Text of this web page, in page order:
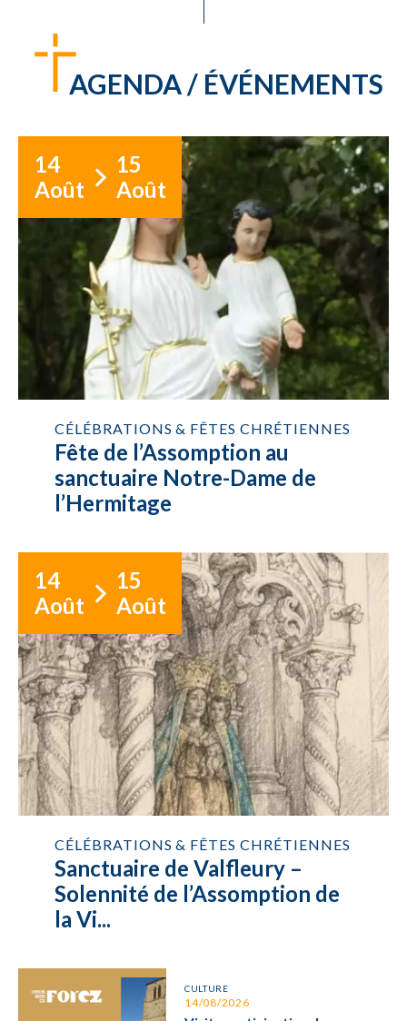
AGENDA / ÉVÉNEMENTS
14
Août
15
Août
CÉLÉBRATIONS & FÊTES CHRÉTIENNES
Fête de l’Assomption au
sanctuaire Notre-Dame de
l’Hermitage
14
Août
15
Août
CÉLÉBRATIONS & FÊTES CHRÉTIENNES
Sanctuaire de Valfleury –
Solennité de l’Assomption de
la Vi...
CULTURE
14/08/2026